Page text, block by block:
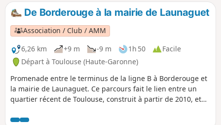
balade enrichissante, et à la fois
apaisante et stimulante, où vous
pourrez contempler l’architecture
contemporaine des institutions
scientifiques tout en profitant de la
sérénité des rives du Canal du Midi.
De Borderouge à la mairie de Launaguet
Association / Club / AMM
6,26 km
+9 m -9 m 1h 50
Facile
Départ à Toulouse (Haute-Garonne)
Promenade entre le terminus de la ligne B à Borderouge et
la mairie de Launaguet. Ce parcours fait le lien entre un
quartier récent de Toulouse, construit à partir de 2010, et
de la ville de Launaguet. Après la traversée de la Rocade